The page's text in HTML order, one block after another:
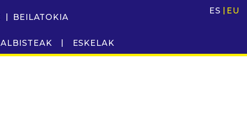
BEILATOKIA
ALBISTEAK ESKELAK
ES EU